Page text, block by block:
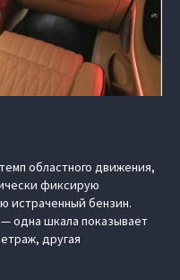
областного движения,
фиксирую
истраченный бензин.
одна шкала показывает
другая